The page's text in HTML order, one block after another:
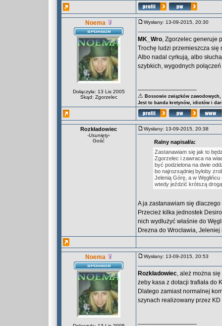
Noema
Dołączyła: 13 Lis 2005
Skąd: Zgorzelec
Wysłany: 13-09-2015, 20:30
MK_Wro, Zgorzelec generuje
Trochę ludzi przemieszcza się
Albo nadal cyrkują, albo
szybkich, wygodnych
⚠ Bossowie związków
Jest to banda kretynów, idiotów i
Rozkładowiec
-Usunięty-
Gość
Wysłany: 13-09-2015, 20:38
Ralny napisał/a:
Zastanawiam się jak to
Zgorzelec i zawraca na
być podzielona na dwie
bo najrozsądniej byłoby
Jelenią Górę, a w Węglińcu
wtedy jeździć krótszą
A ja zastanawiam się
Przecież kilka jednostek
nich wydłużyć właśnie do
Drezna do Wrocławia,
Noema Wysłany: 13-09-2015, 20:53
Rozkładowiec, ależ można
żeby kasa z dotacji trafiała do
Dlatego zamiast normalnej
szynach realizowany przez